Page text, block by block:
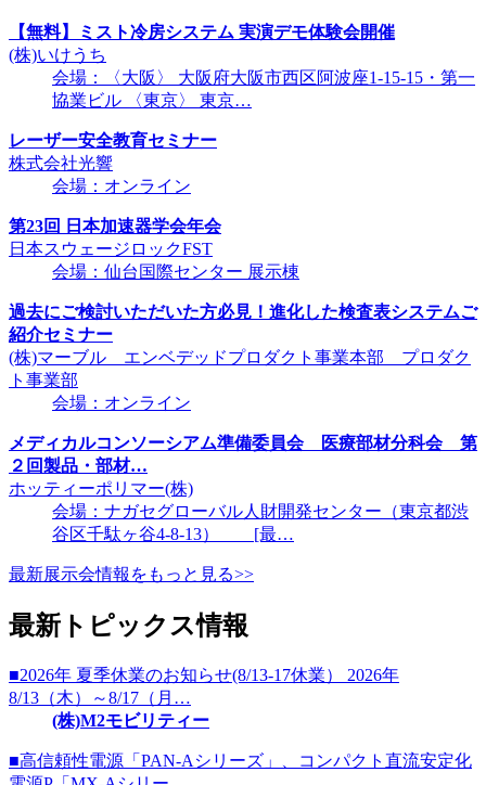
【無料】ミスト冷房システム 実演デモ体験会開催
(株)いけうち
会場：〈大阪〉 大阪府大阪市西区阿波座1-15-15・第一
協業ビル 〈東京〉 東京…
レーザー安全教育セミナー
株式会社光響
会場：オンライン
第23回 日本加速器学会年会
日本スウェージロックFST
会場：仙台国際センター 展示棟
過去にご検討いただいた方必見！進化した検査表システムご
紹介セミナー
(株)マーブル エンベデッドプロダクト事業本部 プロダク
ト事業部
会場：オンライン
メディカルコンソーシアム準備委員会 医療部材分科会 第
２回製品・部材…
ホッティーポリマー(株)
会場：ナガセグローバル人財開発センター（東京都渋
谷区千駄ヶ谷4-8-13） [最…
最新展示会情報をもっと見る>>
最新トピックス情報
■2026年 夏季休業のお知らせ(8/13-17休業） 2026年
8/13（木）～8/17（月…
(株)M2モビリティー
■高信頼性電源「PAN-Aシリーズ」、コンパクト直流安定化